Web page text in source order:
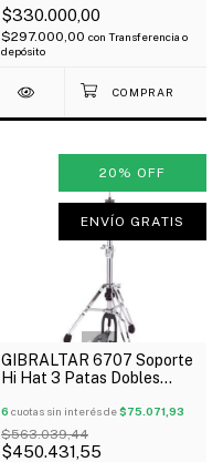
$330.000,00
$297.000,00 con Transferencia o
depósito
1/4
20 % OFF
ENVÍO GRATIS
GIBRALTAR 6707 Soporte
Hi Hat 3 Patas Dobles
Ajuste Oferta!
6 cuotas sin interés de$75.071,93
$563.039,44
$450.431,55